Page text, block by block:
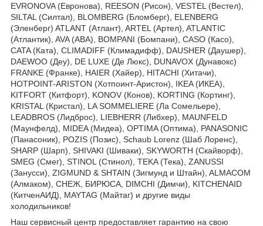
EVRONOVA (Евронова), REESON (Рисон), VESTEL (Вестел),
SILTAL (Силтал), BLOMBERG (Бломберг), ELENBERG
(Эленберг) ATLANT (Атлант), ARTEL (Артел), ATLANTIC
(Атлантик), AVA (АВА), BOMPANI (Бомпани), CASO (Касо),
CATA (Ката), CLIMADIFF (Климадифф), DAUSHER (Даушер),
DAEWOO (Деу), DE LUXE (Де Люкс), DUNAVOX (Дунавокс)
FRANKE (Франке), HAIER (Хайер), HITACHI (Хитачи),
HOTPOINT-ARISTON (Хотпоинт-Аристон), IKEA (ИКЕА),
KITFORT (Китфорт), KONOV (Конов), KORTING (Кортинг),
KRISTAL (Кристал), LA SOMMELIERE (Ла Сомельере),
LEADBROS (Лидброс), LIEBHERR (Либхер), MAUNFELD
(Маунфелд), MIDEA (Мидеа), OPTIMA (Оптима), PANASONIC
(Панасоник), POZIS (Позис), Schaub Lorenz (Шаб Лоренс),
SHARP (Шарп), SHIVAKI (Шиваки), SKYWORTH (Скайворф),
SMEG (Смег), STINOL (Стинол), TEKA (Тека), ZANUSSI
(Занусси), ZIGMUND & SHTAIN (Зигмунд и Штайн), ALMACOM
(Алмаком), СНЕЖ, БИРЮСА, DIMCHI (Димчи), KITCHENAID
(КитченАИД), MAYTAG (Майтаг) и другие виды
холодильников!
Наш сервисный центр предоставляет гарантию на свою